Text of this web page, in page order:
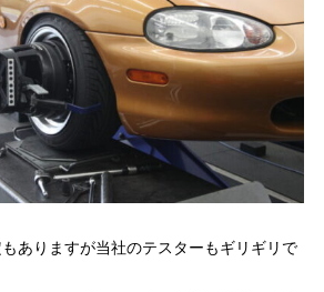
ありますが当社のテスターもギリギリで